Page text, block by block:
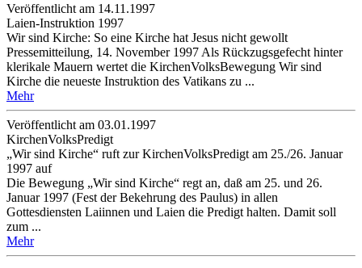
Veröffentlicht am 14­.11.1997
Laien-Instruktion 1997
Wir sind Kirche: So eine Kirche hat Jesus nicht gewollt
Pressemitteilung, 14. November 1997 Als Rückzugsgefecht hinter
klerikale Mauern wertet die KirchenVolksBewegung Wir sind
Kirche die neueste Instruktion des Vatikans zu ...
Mehr
Veröffentlicht am 03­.01.1997
KirchenVolksPredigt
„Wir sind Kirche“ ruft zur KirchenVolksPredigt am 25./26. Januar
1997 auf
Die Bewegung „Wir sind Kirche“ regt an, daß am 25. und 26.
Januar 1997 (Fest der Bekehrung des Paulus) in allen
Gottesdiensten Laiinnen und Laien die Predigt halten. Damit soll
zum ...
Mehr